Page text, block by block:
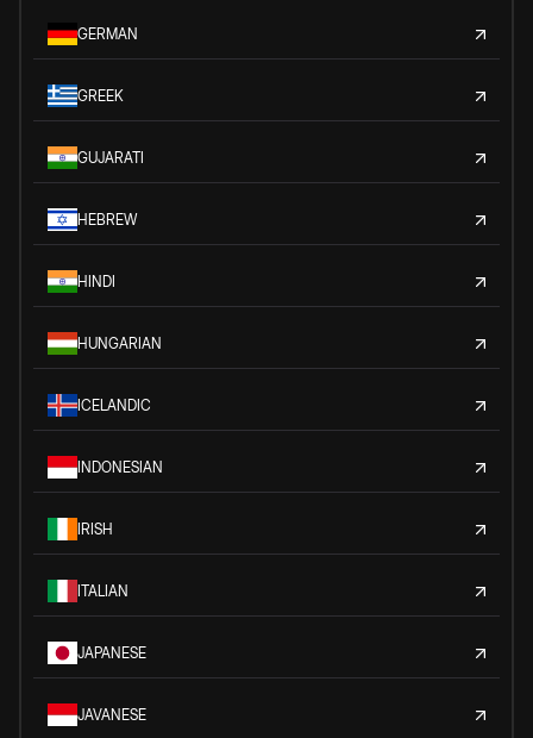
GERMAN
GREEK
GUJARATI
HEBREW
HINDI
HUNGARIAN
ICELANDIC
INDONESIAN
IRISH
ITALIAN
JAPANESE
JAVANESE